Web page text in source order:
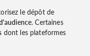
le dépôt de
. Certaines
dont les plateformes